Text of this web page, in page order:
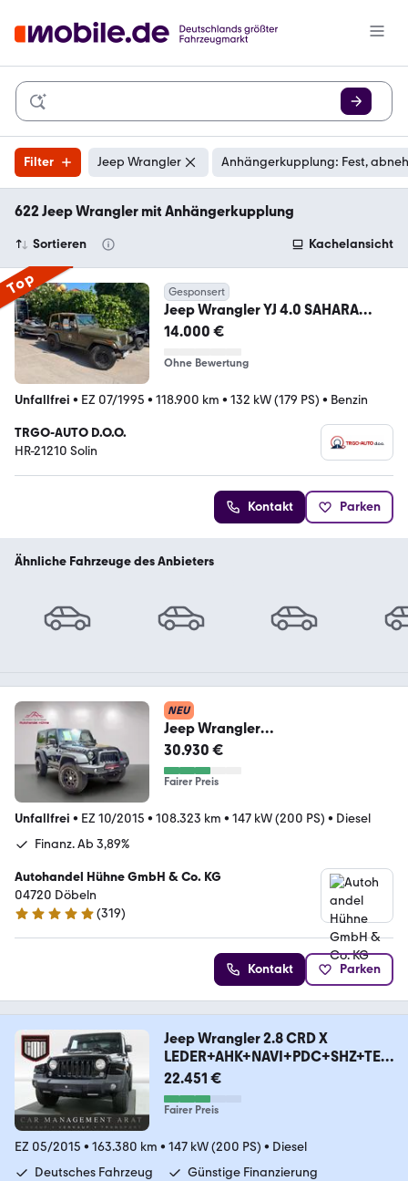
Filter Jeep Wrangler Anhängerkupplung: Fest,
622 Jeep Wrangler mit Anhängerkupplung
Sortieren Kachelansicht
Top Gesponsert
Jeep Wrangler YJ 4.0 SAHARA
SOFT TOP + HARDTOP
14.000 €
Ohne Bewertung
Unfallfrei • EZ 07/1995 • 118.900 km • 132 kW (179 PS) • Benzin
TRGO-AUTO D.O.O.
HR-21210 Solin
Kontakt Parken
Ähnliche Fahrzeuge des Anbieters
NEU
Jeep Wrangler
Rubicon/Winde/Höher/Offroad/
Standh./LED
30.930 €
Fairer Preis
Unfallfrei • EZ 10/2015 • 108.323 km • 147 kW (200 PS) • Diesel
Finanz. Ab 3,89%
Autohandel Hühne GmbH & Co. KG
04720 Döbeln
4.9 Sterne
(319)
Kontakt Parken
Jeep Wrangler 2.8 CRD X
LEDER+AHK+NAVI+PDC+SHZ+TE
MP
22.451 €
Fairer Preis
EZ 05/2015 • 163.380 km • 147 kW (200 PS) • Diesel
Deutsches Fahrzeug
Günstige Finanzierung